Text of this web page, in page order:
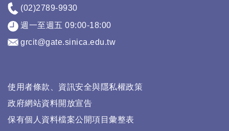
(02)2789-9930
週一至週五 09:00-18:00
grcit@gate.sinica.edu.tw
使用者條款、資訊安全與隱私權政策
政府網站資料開放宣告
保有個人資料檔案公開項目彙整表